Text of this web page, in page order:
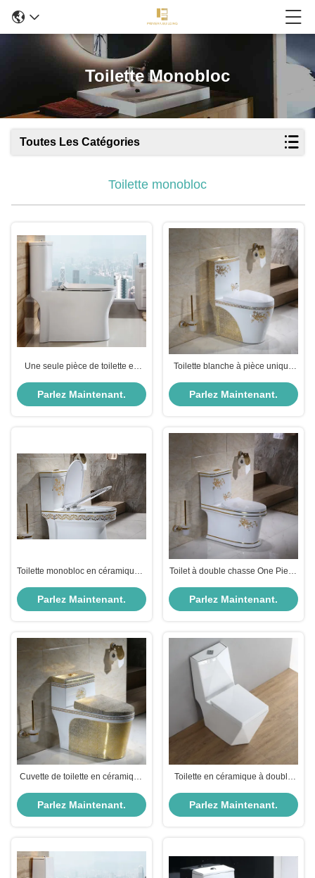
Toilette Monobloc
Toutes Les Catégories
Toilette monobloc
Une seule pièce de toilette en
Parlez Maintenant.
Toilette blanche à pièce unique
évacuation 3L 6L
Parlez Maintenant.
Toilette monobloc en céramique à
3L/6L
Parlez Maintenant.
Toilet à double chasse One Piece
blanche dorée
Parlez Maintenant.
Cuvette de toilette en céramique
3L/6L
Parlez Maintenant.
Toilette en céramique à double
Parlez Maintenant.